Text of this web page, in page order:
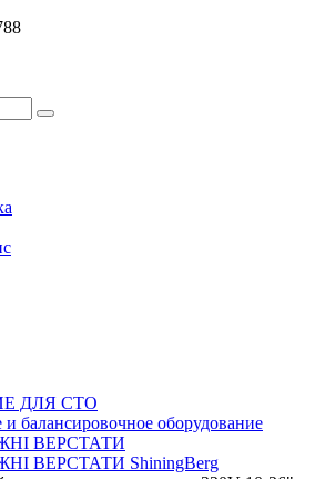
ДЛЯ СТО
балансировочное оборудование
ВЕРСТАТИ
ВЕРСТАТИ ShiningBerg